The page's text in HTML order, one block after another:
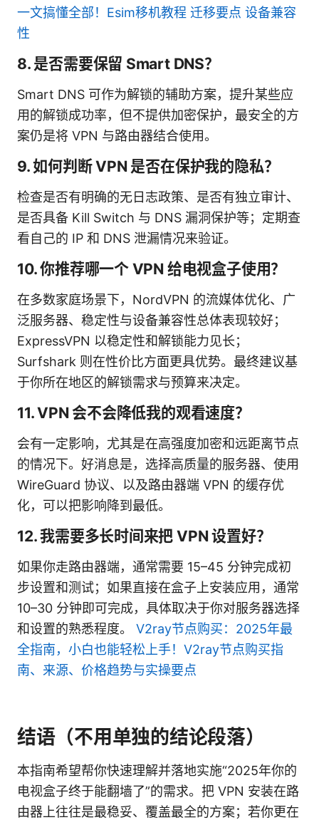
一文搞懂全部！Esim移机教程 迁移要点 设备兼容
性
8. 是否需要保留 Smart DNS？
Smart DNS 可作为解锁的辅助方案，提升某些应
用的解锁成功率，但不提供加密保护，最安全的方
案仍是将 VPN 与路由器结合使用。
9. 如何判断 VPN 是否在保护我的隐私？
检查是否有明确的无日志政策、是否有独立审计、
是否具备 Kill Switch 与 DNS 漏洞保护等；定期查
看自己的 IP 和 DNS 泄漏情况来验证。
10. 你推荐哪一个 VPN 给电视盒子使用？
在多数家庭场景下，NordVPN 的流媒体优化、广
泛服务器、稳定性与设备兼容性总体表现较好；
ExpressVPN 以稳定性和解锁能力见长；
Surfshark 则在性价比方面更具优势。最终建议基
于你所在地区的解锁需求与预算来决定。
11. VPN 会不会降低我的观看速度？
会有一定影响，尤其是在高强度加密和远距离节点
的情况下。好消息是，选择高质量的服务器、使用
WireGuard 协议、以及路由器端 VPN 的缓存优
化，可以把影响降到最低。
12. 我需要多长时间来把 VPN 设置好？
如果你走路由器端，通常需要 15–45 分钟完成初
步设置和测试；如果直接在盒子上安装应用，通常
10–30 分钟即可完成，具体取决于你对服务器选择
和设置的熟悉程度。 V2ray节点购买：2025年最
全指南，小白也能轻松上手！V2ray节点购买指
南、来源、价格趋势与实操要点
结语（不用单独的结论段落）
本指南希望帮你快速理解并落地实施“2025年你的
电视盒子终于能翻墙了”的需求。把 VPN 安装在路
由器上往往是最稳妥、覆盖最全的方案；若你更在